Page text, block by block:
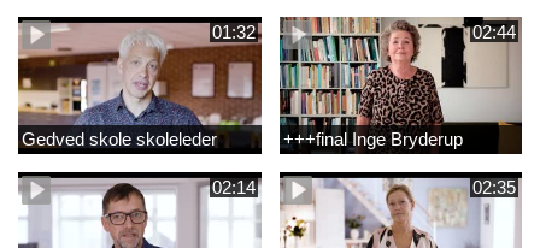
01:32
Gedved skole skoleleder
02:44
+++final Inge Bryderup
02:14 02:35